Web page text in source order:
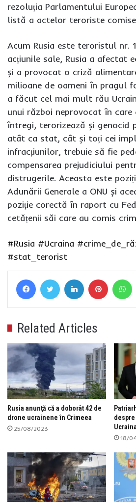
rezoluția Parlamentului
listă a actelor teroriste comise
Acum Rusia este teroristul nr.
acțiunile sale, Rusia a afectat
și a provocat o criză
milioane de oameni în pragul
a făcut cel mai mult rău
unui război neprovocat în
întregi, terorizează și genocid
atât ca stat, cât și toți cei
infracțiunilor, trebuie să fie
compensarea prejudiciului
distrugerile. Aceasta este
Adunării Generale a ONU și
poziție corectă în raport cu
cetățenii săi care au comis
#Rusia #Ucraina
#stat_terorist
FacebookTwitter LinkedIn Pinterest
Related Articles
Rusia anunţă că a doborât 42 de
drone ucrainene în Crimeea
25/08/2023
Ucraina
18/